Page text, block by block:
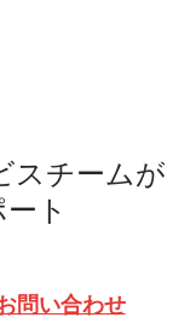
スチームが
ト
問い合わせ